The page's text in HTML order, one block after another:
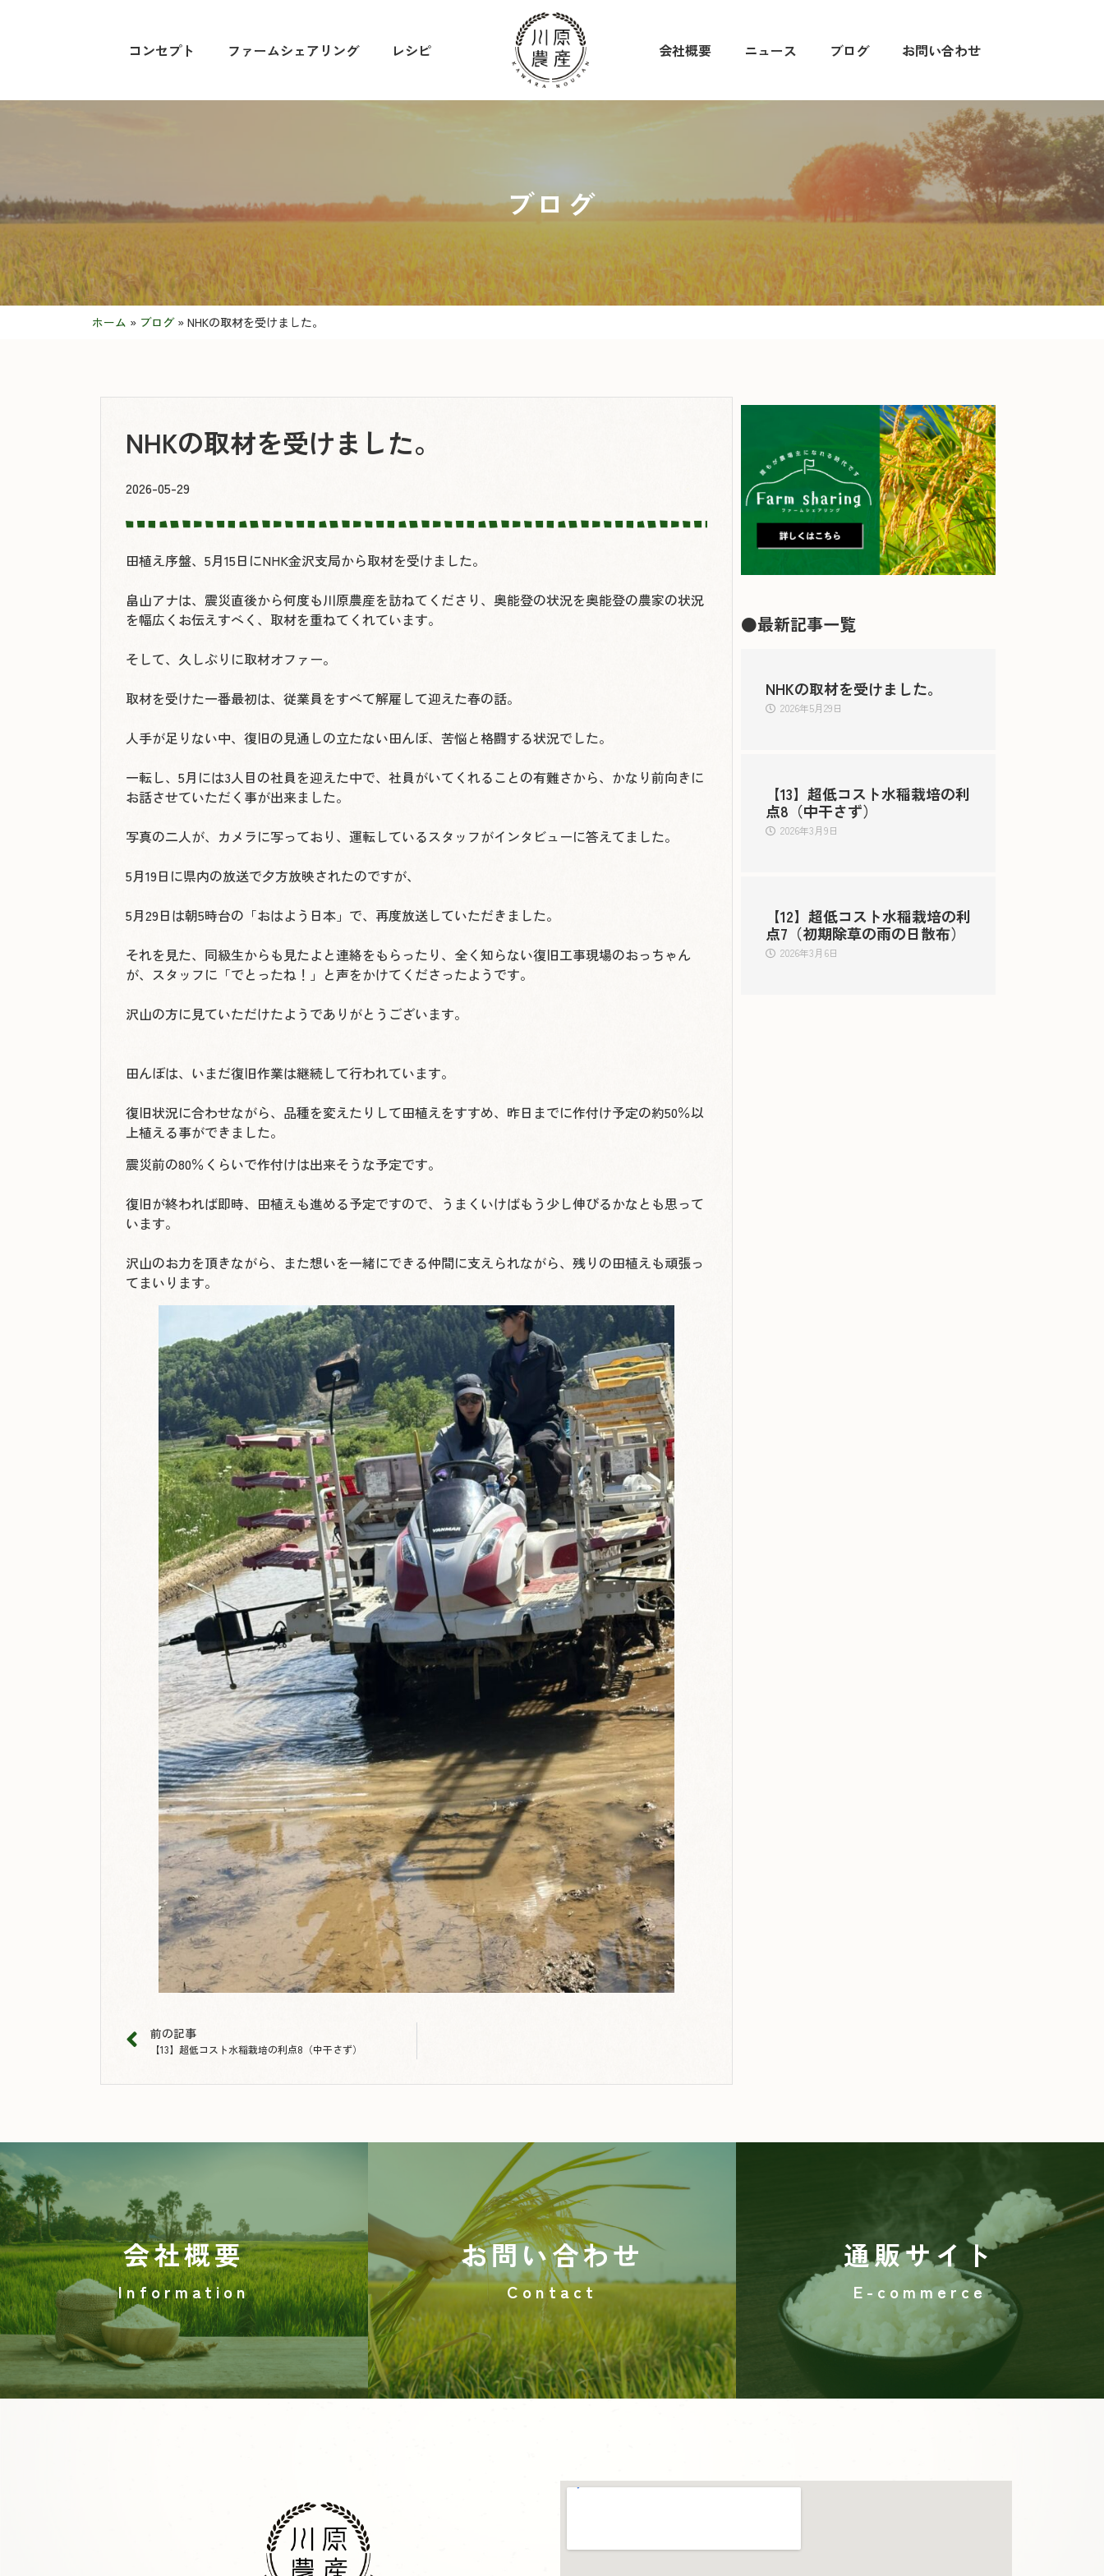
コンセプト ファームシェアリング レシピ 会社概要 ニュース ブログ お問い合わせ
ブログ
ホーム » ブログ» NHKの取材を受けました。
NHKの取材を受けました。
2026-05-29
田植え序盤、5月15日にNHK金沢支局から取材を受けました。
畠山アナは、震災直後から何度も川原農産を訪ねてくださり、奥能登の状況を奥能登の農家の状況
を幅広くお伝えすべく、取材を重ねてくれています。
そして、久しぶりに取材オファー。
取材を受けた一番最初は、従業員をすべて解雇して迎えた春の話。
人手が足りない中、復旧の見通しの立たない田んぼ、苦悩と格闘する状況でした。
一転し、5月には3人目の社員を迎えた中で、社員がいてくれることの有難さから、かなり前向きに
お話させていただく事が出来ました。
写真の二人が、カメラに写っており、運転しているスタッフがインタビューに答えてました。
5月19日に県内の放送で夕方放映されたのですが、
5月29日は朝5時台の「おはよう日本」で、再度放送していただきました。
それを見た、同級生からも見たよと連絡をもらったり、全く知らない復旧工事現場のおっちゃん
が、スタッフに「でとったね！」と声をかけてくださったようです。
沢山の方に見ていただけたようでありがとうございます。
田んぼは、いまだ復旧作業は継続して行われています。
復旧状況に合わせながら、品種を変えたりして田植えをすすめ、昨日までに作付け予定の約50％以
上植える事ができました。
震災前の80％くらいで作付けは出来そうな予定です。
復旧が終われば即時、田植えも進める予定ですので、うまくいけばもう少し伸びるかなとも思って
います。
沢山のお力を頂きながら、また想いを一緒にできる仲間に支えられながら、残りの田植えも頑張っ
てまいります。
前の記事
【13】超低コスト水稲栽培の利点8（中干さず）
●最新記事一覧
NHKの取材を受けました。
2026年5月29日
【13】超低コスト水稲栽培の利
点8（中干さず）
2026年3月9日
【12】超低コスト水稲栽培の利
点7（初期除草の雨の日散布）
2026年3月6日
会社概要
Information
お問い合わせ
Contact
通販サイト
E-commerce